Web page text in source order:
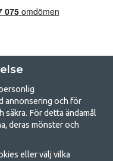
för camping
annonsering och för
För detta ändamål
deras mönster och
eller välj vilka